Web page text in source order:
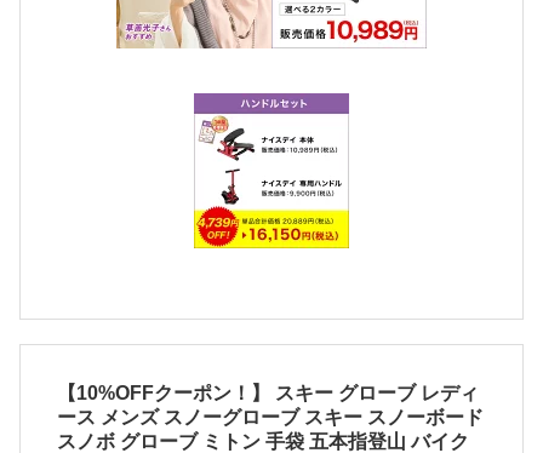
【10%OFFクーポン！】 スキー グローブ レディ
ース メンズ スノーグローブ スキー スノーボード
スノボ グローブ ミトン 手袋 五本指登山 バイク